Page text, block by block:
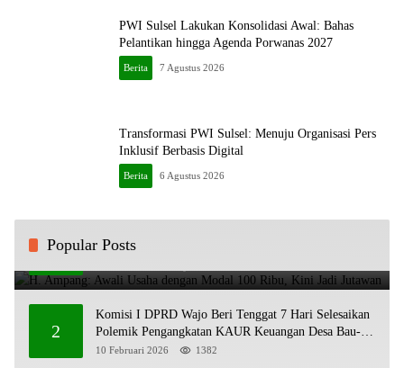
PWI Sulsel Lakukan Konsolidasi Awal: Bahas
Pelantikan hingga Agenda Porwanas 2027
Berita 7 Agustus 2026
Transformasi PWI Sulsel: Menuju Organisasi Pers
Inklusif Berbasis Digital
Berita 6 Agustus 2026
Popular Posts
1
Kini Jadi Jutawan
2
Komisi I DPRD Wajo Beri Tenggat 7 Hari Selesaikan
Polemik Pengangkatan KAUR Keuangan Desa Bau-
Bau
10 Februari 2026 1382